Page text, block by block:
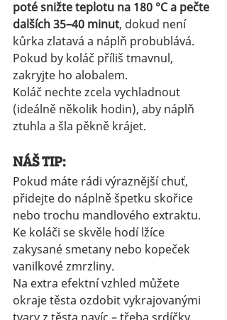
poté snižte teplotu na 180 °C a pečte
dalších 35–40 minut, dokud není
kůrka zlatavá a náplň probublává.
Pokud by koláč příliš tmavnul,
zakryjte ho alobalem.
Koláč nechte zcela vychladnout
(ideálně několik hodin), aby náplň
ztuhla a šla pěkně krájet.
NÁŠ TIP:
Pokud máte rádi výraznější chuť,
přidejte do náplně špetku skořice
nebo trochu mandlového extraktu.
Ke koláči se skvěle hodí lžíce
zakysané smetany nebo kopeček
vanilkové zmrzliny.
Na extra efektní vzhled můžete
okraje těsta ozdobit vykrajovanými